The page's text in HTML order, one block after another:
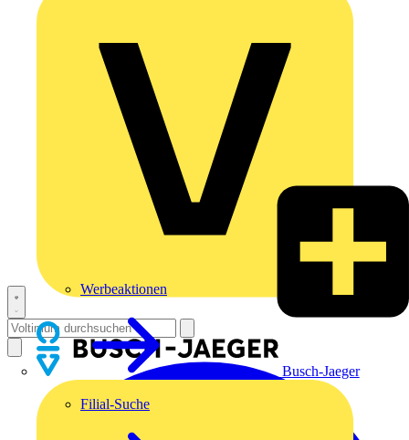
Busch-Jaeger
Werbeaktionen
Filial-Suche